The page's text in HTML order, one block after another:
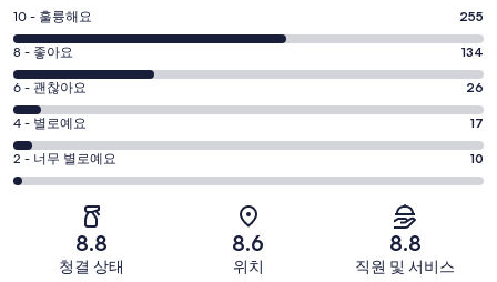
평
점
10
-
훌
륭
해
요.
10 - 훌륭해요 255
평
점
8
-
좋
아
8 - 좋아요 134
평
점
6
-
괜
6 - 괜찮아요 26
평
점
4
4 - 별로예요 17
평
점
2 - 너무 별로예요 10
8.8
청결 상태
8.6
위치
8.8
직원 및 서비스